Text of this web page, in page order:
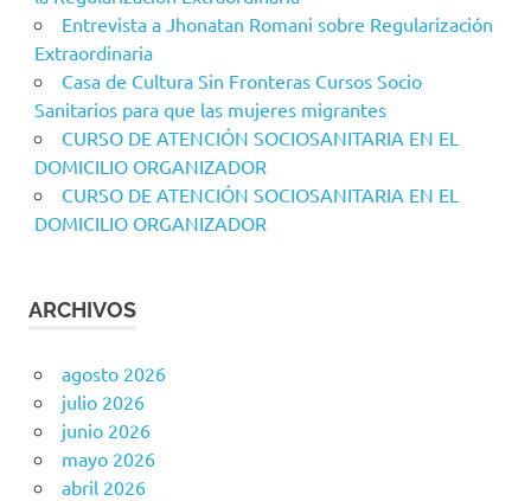
Entrevista a Jhonatan Romani sobre Regularización
Extraordinaria
Casa de Cultura Sin Fronteras Cursos Socio
Sanitarios para que las mujeres migrantes
CURSO DE ATENCIÓN SOCIOSANITARIA EN EL
DOMICILIO ORGANIZADOR
CURSO DE ATENCIÓN SOCIOSANITARIA EN EL
DOMICILIO ORGANIZADOR
ARCHIVOS
agosto 2026
julio 2026
junio 2026
mayo 2026
abril 2026